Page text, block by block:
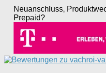
Neuanschluss,
Prepaid?